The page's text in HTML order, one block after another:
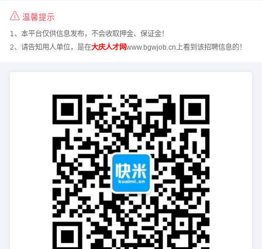
温馨提示
1、本平台仅供信息发布，不会收取押金、保证金！
2、请告知用人单位，是在大庆人才网www.bgwjob.cn上看到该招聘信息的！